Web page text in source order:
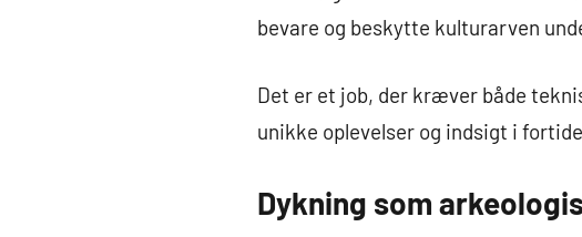
bevare og beskytte kulturarven
Det er et job, der kræver både
unikke oplevelser og indsigt i
Dykning som